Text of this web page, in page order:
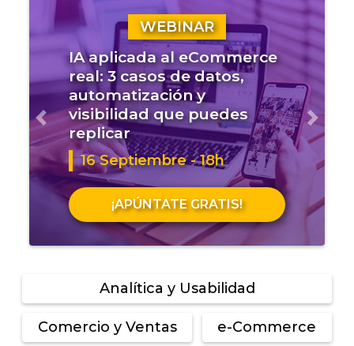
WEBINAR
IA aplicada al eCommerce
real: 3 casos de datos,
automatización y
visibilidad que puedes
replicar
16 Septiembre - 18h
¡APÚNTATE GRATIS!
Anterior
Analítica y Usabilidad
Comercio y Ventas e-Commerce